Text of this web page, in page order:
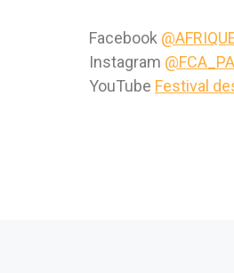
Facebook
Instagram @FCA_PA
YouTube Festival